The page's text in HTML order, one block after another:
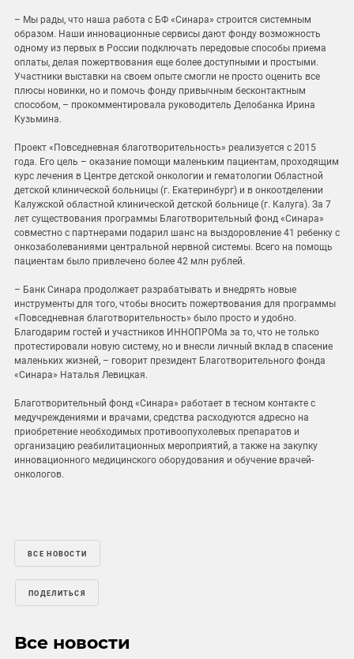
– Мы рады, что наша работа с БФ «Синара» строится системным
образом. Наши инновационные сервисы дают фонду возможность
одному из первых в России подключать передовые способы приема
оплаты, делая пожертвования еще более доступными и простыми.
Участники выставки на своем опыте смогли не просто оценить все
плюсы новинки, но и помочь фонду привычным бесконтактным
способом, – прокомментировала руководитель Делобанка Ирина
Кузьмина.
Проект «Повседневная благотворительность» реализуется с 2015
года. Его цель – оказание помощи маленьким пациентам, проходящим
курс лечения в Центре детской онкологии и гематологии Областной
детской клинической больницы (г. Екатеринбург) и в онкоотделении
Калужской областной клинической детской больнице (г. Калуга). За 7
лет существования программы Благотворительный фонд «Синара»
совместно с партнерами подарил шанс на выздоровление 41 ребенку с
онкозаболеваниями центральной нервной системы. Всего на помощь
пациентам было привлечено более 42 млн рублей.
– Банк Синара продолжает разрабатывать и внедрять новые
инструменты для того, чтобы вносить пожертвования для программы
«Повседневная благотворительность» было просто и удобно.
Благодарим гостей и участников ИННОПРОМа за то, что не только
протестировали новую систему, но и внесли личный вклад в спасение
маленьких жизней, – говорит президент Благотворительного фонда
«Синара» Наталья Левицкая.
Благотворительный фонд «Синара» работает в тесном контакте с
медучреждениями и врачами, средства расходуются адресно на
приобретение необходимых противоопухолевых препаратов и
организацию реабилитационных мероприятий, а также на закупку
инновационного медицинского оборудования и обучение врачей-
онкологов.
ВСЕ НОВОСТИ
ПОДЕЛИТЬСЯ
Все новости